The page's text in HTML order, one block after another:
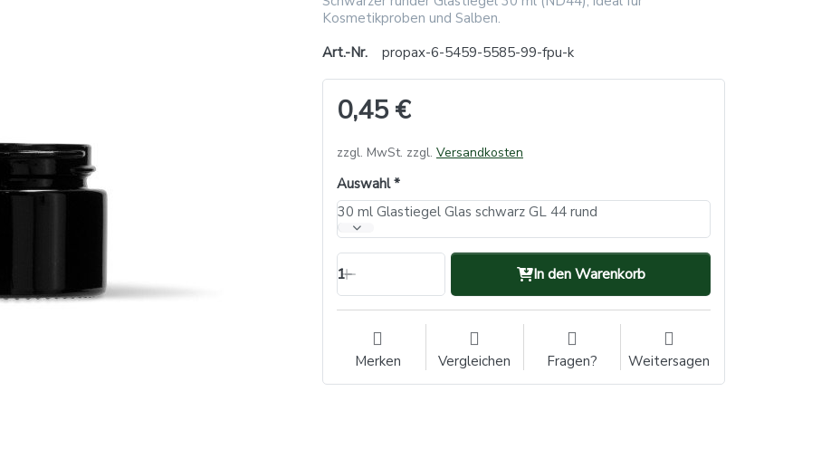
Kosmetikproben und Salben.
Art.-Nr.
propax-6-5459-5585-99-fpu-k
0,45 €
zzgl. MwSt. zzgl. Versandkosten
Auswahl
30 ml Glastiegel Glas schwarz GL 44 rund
1 In den Warenkorb
Merken Vergleichen Fragen? Weitersagen